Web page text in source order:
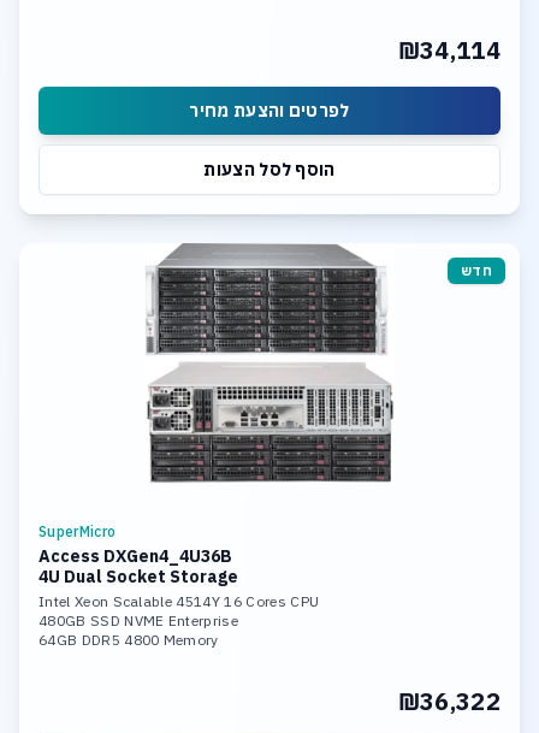
₪34,114
לפרטים והצעת מחיר
הוסף לסל הצעות
חדש
SuperMicro
Access DXGen4_4U36B
4U Dual Socket Storage
Intel Xeon Scalable 4514Y 16 Cores CPU
480GB SSD NVME Enterprise
64GB DDR5 4800 Memory
₪36,322